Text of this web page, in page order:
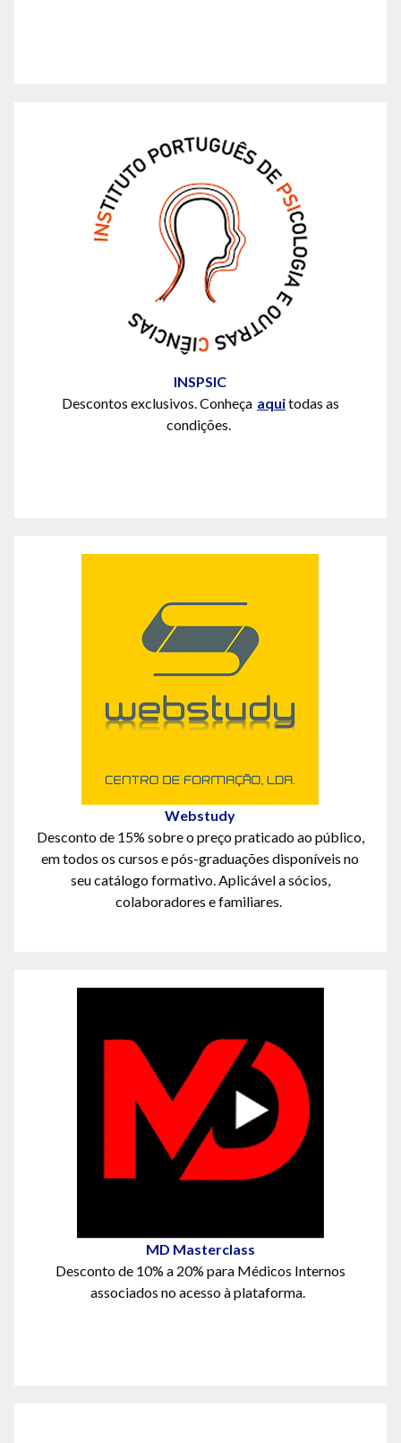
INSPSIC
Descontos exclusivos. Conheça aquitodas as
condições.
Webstudy
Desconto de 15% sobre o preço praticado ao público,
em todos os cursos e pós-graduações disponíveis no
seu catálogo formativo.Aplicável a sócios,
colaboradores e familiares.
MD Masterclass
Desconto de 10% a 20% para Médicos Internos
associados no acesso à plataforma.